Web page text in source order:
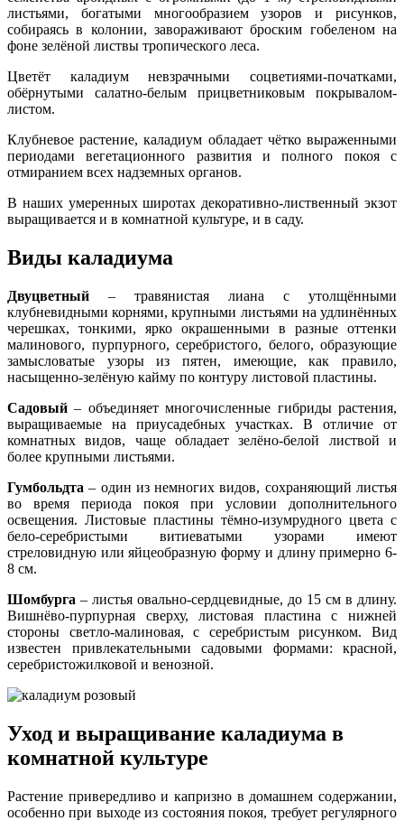
листьями, богатыми многообразием узоров и рисунков,
собираясь в колонии, завораживают броским гобеленом на
фоне зелёной листвы тропического леса.
Цветёт каладиум невзрачными соцветиями-початками,
обёрнутыми салатно-белым прицветниковым покрывалом-
листом.
Клубневое растение, каладиум обладает чётко выраженными
периодами вегетационного развития и полного покоя с
отмиранием всех надземных органов.
В наших умеренных широтах декоративно-лиственный экзот
выращивается и в комнатной культуре, и в саду.
Виды каладиума
Двуцветный – травянистая лиана с утолщёнными
клубневидными корнями, крупными листьями на удлинённых
черешках, тонкими, ярко окрашенными в разные оттенки
малинового, пурпурного, серебристого, белого, образующие
замысловатые узоры из пятен, имеющие, как правило,
насыщенно-зелёную кайму по контуру листовой пластины.
Садовый – объединяет многочисленные гибриды растения,
выращиваемые на приусадебных участках. В отличие от
комнатных видов, чаще обладает зелёно-белой листвой и
более крупными листьями.
Гумбольдта – один из немногих видов, сохраняющий листья
во время периода покоя при условии дополнительного
освещения. Листовые пластины тёмно-изумрудного цвета с
бело-серебристыми витиеватыми узорами имеют
стреловидную или яйцеобразную форму и длину примерно 6-
8 см.
Шомбурга – листья овально-сердцевидные, до 15 см в длину.
Вишнёво-пурпурная сверху, листовая пластина с нижней
стороны светло-малиновая, с серебристым рисунком. Вид
известен привлекательными садовыми формами: красной,
серебристожилковой и венозной.
Уход и выращивание каладиума в
комнатной культуре
Растение привередливо и капризно в домашнем содержании,
особенно при выходе из состояния покоя, требует регулярного